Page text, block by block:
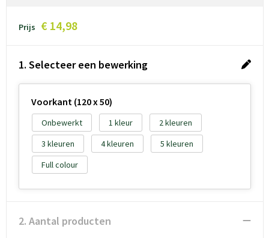
Prijs € 14,98
1. Selecteer een bewerking
Voorkant (120 x 50)
Onbewerkt 1
2
3
4
5
Full colour
2. Aantal producten